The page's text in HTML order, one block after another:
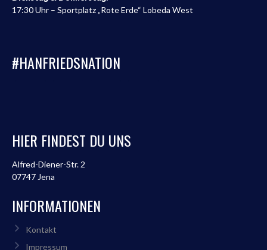
17:30 Uhr – Sportplatz „Rote Erde“ Lobeda West
#HANFRIEDSNATION
HIER FINDEST DU UNS
Alfred-Diener-Str. 2
07747 Jena
INFORMATIONEN
Kontakt
Impressum